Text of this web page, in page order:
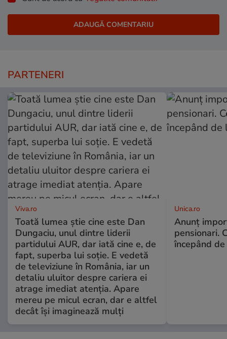
PARTENERI
Viva.ro
Toată lumea știe cine este Dan
Dungaciu, unul dintre liderii
partidului AUR, dar iată cine e, de
fapt, superba lui soție. E vedetă
de televiziune în România, iar un
detaliu uluitor despre cariera ei
atrage imediat atenția. Apare
mereu pe micul ecran, dar e altfel
decât își imaginează mulți
Unica.ro
Anunț
pensionari.
începând